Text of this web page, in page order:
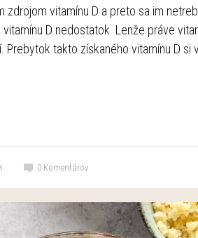
zdrojom vitamínu D a preto sa im
D nedostatok. Lenže práve
Prebytok takto získaného vitamínu D si
0 Komentárov